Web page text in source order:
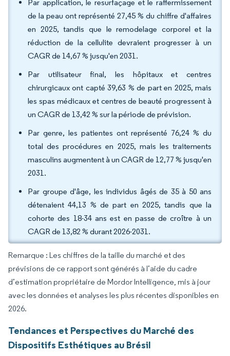
Par application, le resurfaçage et le raffermissement
de la peau ont représenté 27,45 % du chiffre d'affaires
en 2025, tandis que le remodelage corporel et la
réduction de la cellulite devraient progresser à un
CAGR de 14,67 % jusqu'en 2031.
Par utilisateur final, les hôpitaux et centres
chirurgicaux ont capté 39,63 % de part en 2025, mais
les spas médicaux et centres de beauté progressent à
un CAGR de 13,42 % sur la période de prévision.
Par genre, les patientes ont représenté 76,24 % du
total des procédures en 2025, mais les traitements
masculins augmentent à un CAGR de 12,77 % jusqu'en
2031.
Par groupe d'âge, les individus âgés de 35 à 50 ans
détenaient 44,13 % de part en 2025, tandis que la
cohorte des 18-34 ans est en passe de croître à un
CAGR de 13,82 % durant 2026-2031.
Remarque : Les chiffres de la taille du marché et des
prévisions de ce rapport sont générés à l’aide du cadre
d’estimation propriétaire de Mordor Intelligence, mis à jour
avec les données et analyses les plus récentes disponibles en
2026.
Tendances et Perspectives du Marché des
Dispositifs Esthétiques au Brésil